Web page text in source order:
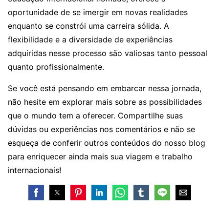
oportunidade de se imergir em novas realidades
enquanto se constrói uma carreira sólida. A
flexibilidade e a diversidade de experiências
adquiridas nesse processo são valiosas tanto pessoal
quanto profissionalmente.
Se você está pensando em embarcar nessa jornada,
não hesite em explorar mais sobre as possibilidades
que o mundo tem a oferecer. Compartilhe suas
dúvidas ou experiências nos comentários e não se
esqueça de conferir outros conteúdos do nosso blog
para enriquecer ainda mais sua viagem e trabalho
internacionais!